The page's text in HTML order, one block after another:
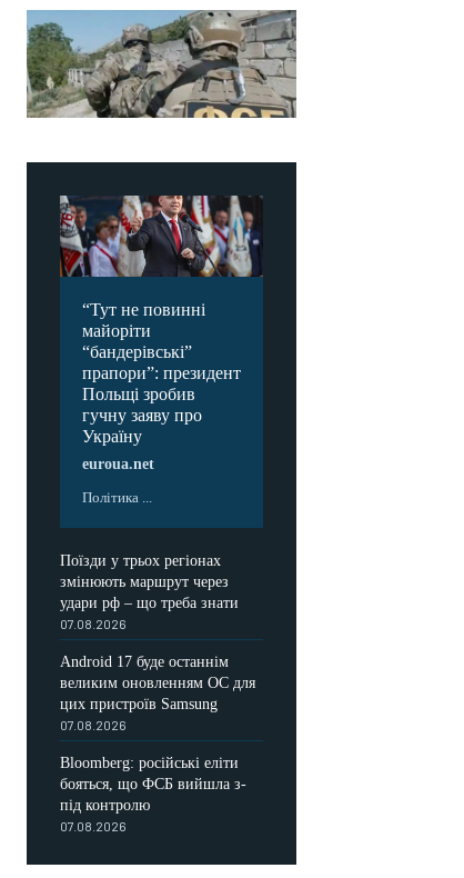
“Тут не повинні
майоріти
“бандерівські”
прапори”: президент
Польщі зробив
гучну заяву про
Україну
euroua.net
Політика ...
Поїзди у трьох регіонах
змінюють маршрут через
удари рф – що треба знати
07.08.2026
Android 17 буде останнім
великим оновленням ОС для
цих пристроїв Samsung
07.08.2026
Bloomberg: російські еліти
бояться, що ФСБ вийшла з-
під контролю
07.08.2026